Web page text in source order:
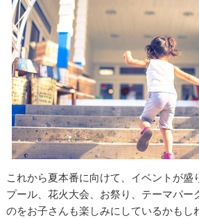
これから夏本番に向けて、イベントが盛
プール、花火大会、お祭り、テーマパー
のをお子さんも楽しみにしているかもし